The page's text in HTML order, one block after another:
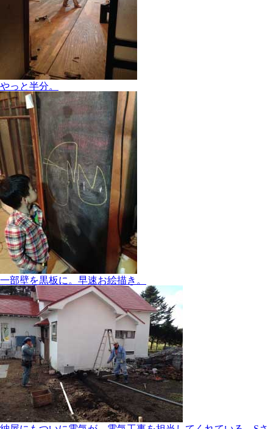
やっと半分。
一部壁を黒板に。早速お絵描き。